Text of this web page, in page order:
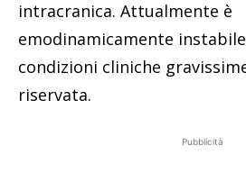
intracranica. Attualmente è
emodinamicamente
condizioni cliniche
riservata.
Pubblicità